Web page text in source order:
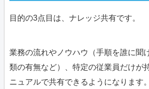
目的の3点目は、ナレッジ共有です。
業務の流れやノウハウ（手順を誰に聞
類の有無など）、特定の従業員だけが
ニュアルで共有できるようになります。